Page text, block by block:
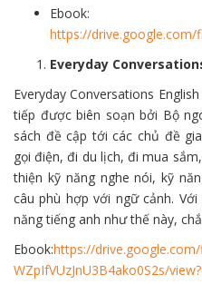
Ebook:
https://drive.google.com/
Everyday
Everyday Conversations
tiếp được biên soạn bởi Bộ
sách đề cập tới các chủ đề
gọi điện, đi du lịch, đi mua
thiện kỹ năng nghe nói, kỹ
câu phù hợp với ngữ cảnh.
năng tiếng anh như thế này,
Ebook:https://
WZpIfVUzJnU3B4ako0S2s/